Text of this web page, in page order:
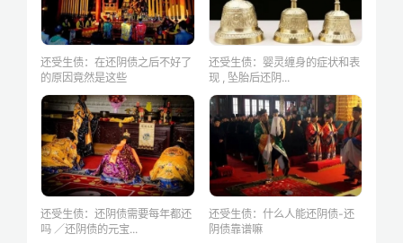
还受生债：在还阴债之后不好了
的原因竟然是这些
还受生债：婴灵缠身的症状和表
现 , 坠胎后还阴...
还受生债：还阴债需要每年都还
吗 ／还阴债的元宝...
还受生债：什么人能还阴债-还
阴债靠谱嘛